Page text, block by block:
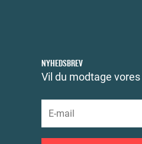
NYHEDSBREV
Vil du modtage